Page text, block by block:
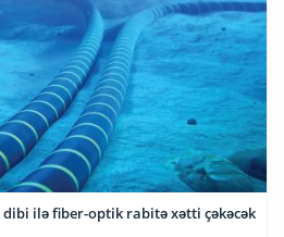
dibi ilə fiber-optik rabitə xətti çəkəcək